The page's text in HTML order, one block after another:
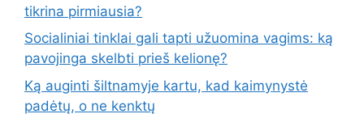
tikrina pirmiausia?
Socialiniai tinklai gali tapti užuomina vagims: ką
pavojinga skelbti prieš kelionę?
Ką auginti šiltnamyje kartu, kad kaimynystė
padėtų, o ne kenktų